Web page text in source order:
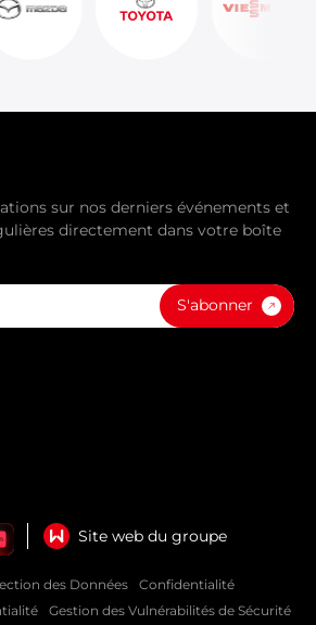
sur nos derniers événements et
directement dans votre boîte
S'abonner
Site web du groupe
des Données
Confidentialité
Gestion des Vulnérabilités de Sécurité